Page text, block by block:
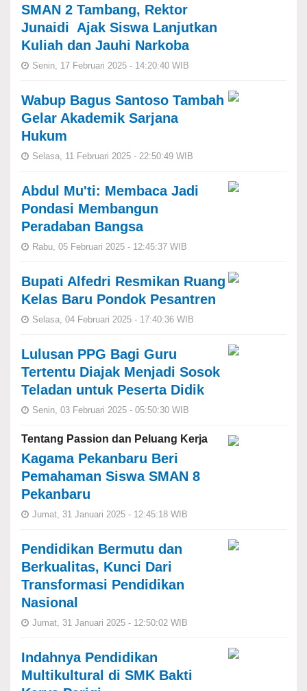
SMAN 2 Tambang, Rektor
Junaidi Ajak Siswa Lanjutkan
Kuliah dan Jauhi Narkoba
Senin, 17 Februari 2025 - 14:20:40 WIB
Wabup Bagus Santoso Tambah
Gelar Akademik Sarjana
Hukum
Selasa, 11 Februari 2025 - 22:50:49 WIB
Abdul Mu'ti: Membaca Jadi
Pondasi Membangun
Peradaban Bangsa
Rabu, 05 Februari 2025 - 12:45:37 WIB
Bupati Alfedri Resmikan Ruang
Kelas Baru Pondok Pesantren
Selasa, 04 Februari 2025 - 17:40:36 WIB
Lulusan PPG Bagi Guru
Tertentu Diajak Menjadi Sosok
Teladan untuk Peserta Didik
Senin, 03 Februari 2025 - 05:50:30 WIB
Tentang Passion dan Peluang Kerja
Kagama Pekanbaru Beri
Pemahaman Siswa SMAN 8
Pekanbaru
Jumat, 31 Januari 2025 - 12:45:18 WIB
Pendidikan Bermutu dan
Berkualitas, Kunci Dari
Transformasi Pendidikan
Nasional
Jumat, 31 Januari 2025 - 12:50:02 WIB
Indahnya Pendidikan
Multikultural di SMK Bakti